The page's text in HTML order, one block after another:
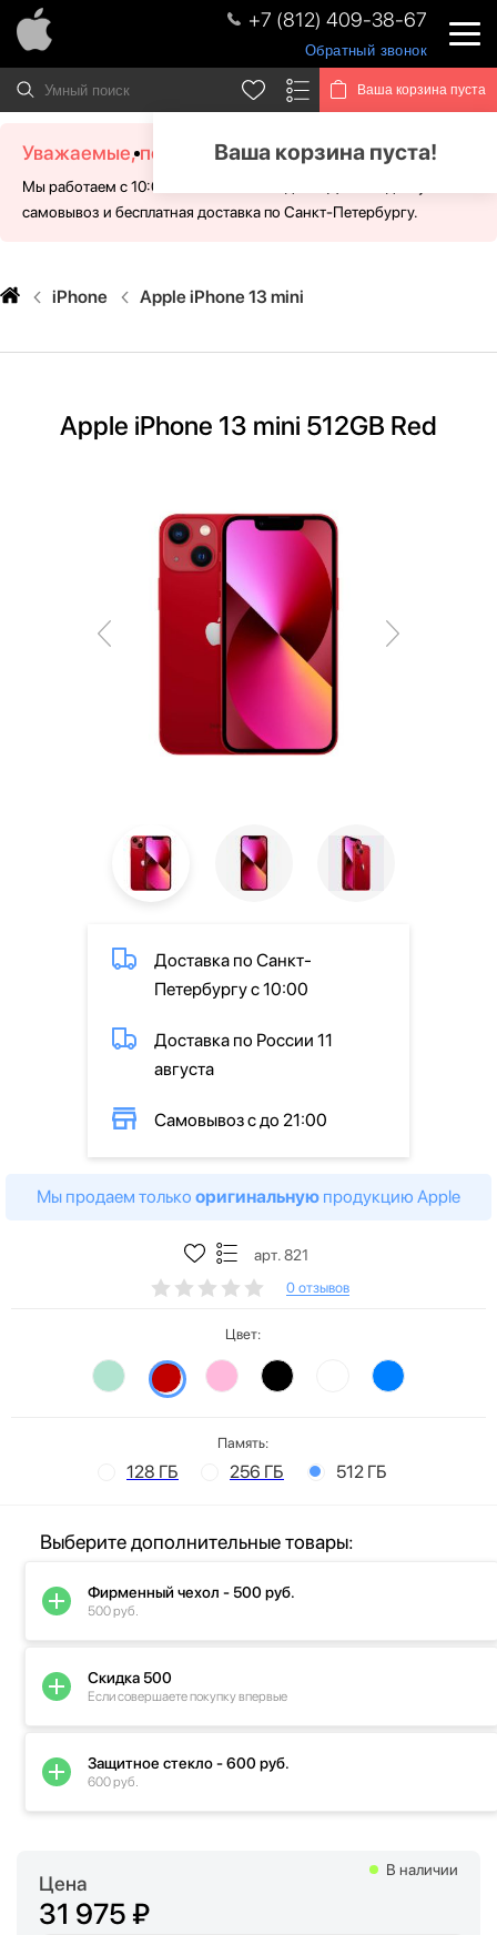
+7 (812) 409-38-67
Обратный звонок
Ваша корзина пуста
Ваша корзина пуста!
Уважаемые, посетители!
Мы работаем с 10:00 - 21:00 без выходных. Для Вас доступен
самовывоз и бесплатная доставка по Санкт-Петербургу.
iPhone Apple iPhone 13 mini
Apple iPhone 13 mini 512GB Red
Доставка по Санкт-
Петербургу с 10:00
Доставка по России 11
августа
Самовывоз с до 21:00
Мы продаем только оригинальную продукцию Apple
арт. 821
0 отзывов
Цвет:
Память:
128 ГБ 256 ГБ 512 ГБ
Цена
31 975 ₽
В наличии
Выберите дополнительные товары:
Фирменный чехол - 500 руб.
500 руб.
Скидка 500
Если совершаете покупку впервые
Защитное стекло - 600 руб.
600 руб.